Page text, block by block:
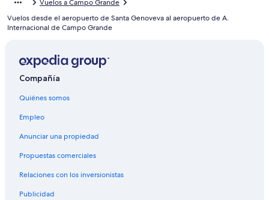
Hoteles con estacionamiento en Campo Grande
Hoteles que aceptan mascotas en Campo Grande
Hoteles en Monte Líbano
Hoteles en Boa Sorte
Hoteles en Villa Quito
Hoteles en Mata do Jacinto
Hoteles en Chácara Cachoeira
Hoteles en Taquarussú
Hoteles en Terenos
Hoteles 2 estrellas en Sidrolandia
Vuelos a Campo Grande
Vuelos desde el aeropuerto de Santa Genoveva al aeropuerto de A.
Internacional de Campo Grande
Compañía
Quiénes somos
Empleo
Anunciar una propiedad
Propuestas comerciales
Relaciones con los inversionistas
Publicidad